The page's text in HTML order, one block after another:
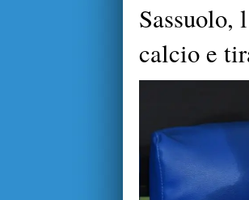
Sassuolo,
calcio e